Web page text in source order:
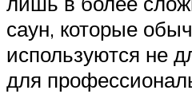
саун, которые
используются не
для